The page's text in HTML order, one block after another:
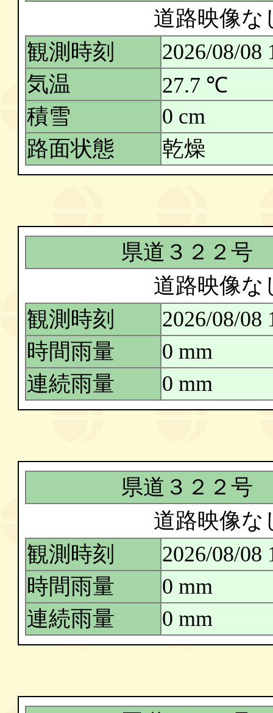
道路映像な
観測時刻
2026/08/08
気温
27.7 ℃
積雪
0 cm
路面状態
乾燥
県道３２２号
道路映像な
観測時刻
2026/08/08
時間雨量
0 mm
連続雨量
0 mm
県道３２２号
道路映像な
観測時刻
2026/08/08
時間雨量
0 mm
連続雨量
0 mm